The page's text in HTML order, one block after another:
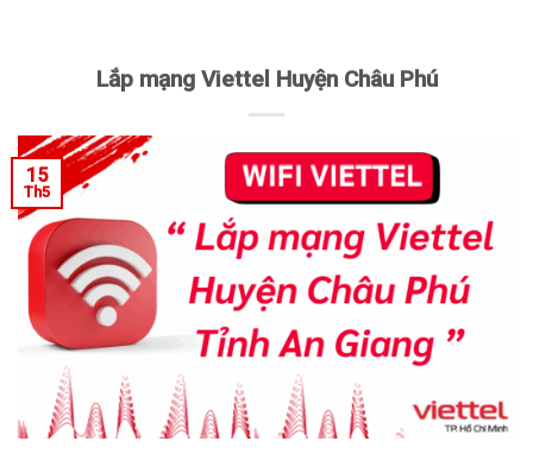
Lắp mạng Viettel Huyện Châu Phú
15
Th5